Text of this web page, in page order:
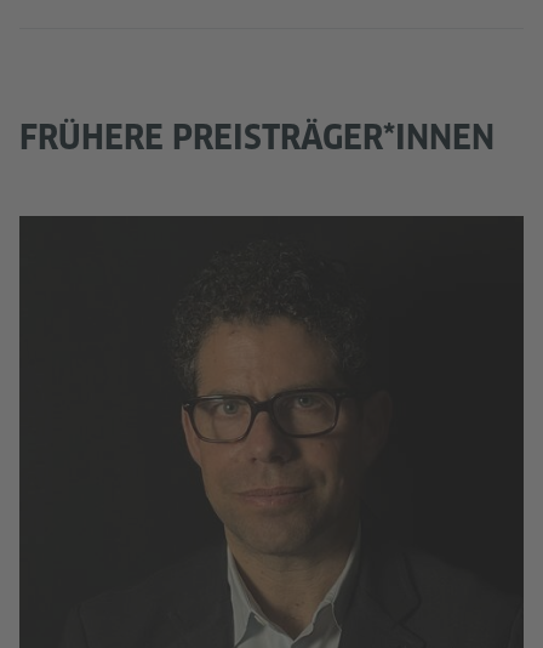
FRÜHERE PREISTRÄGER*INNEN